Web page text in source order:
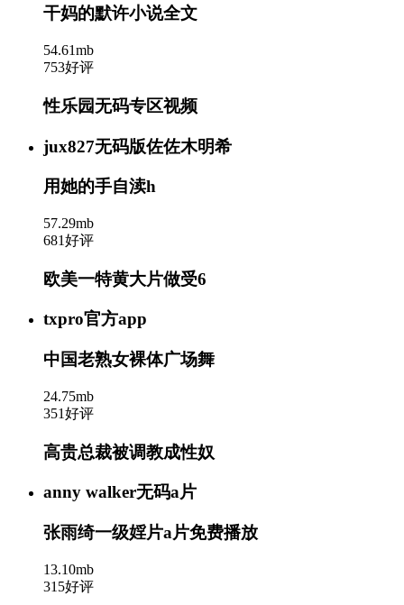
干妈的默许小说全文
54.61mb
753好评
性乐园无码专区视频
jux827无码版佐佐木明希
用她的手自渎h
57.29mb
681好评
欧美一特黄大片做受6
txpro官方app
中国老熟女裸体广场舞
24.75mb
351好评
高贵总裁被调教成性奴
anny walker无码a片
张雨绮一级婬片a片免费播放
13.10mb
315好评